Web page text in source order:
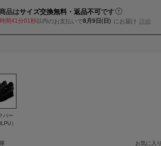
品はサイズ交換無料・返品不可です
間41分00秒以内のお支払いで8月9日(日) にお届け 詳細
パー
）
お気に入り